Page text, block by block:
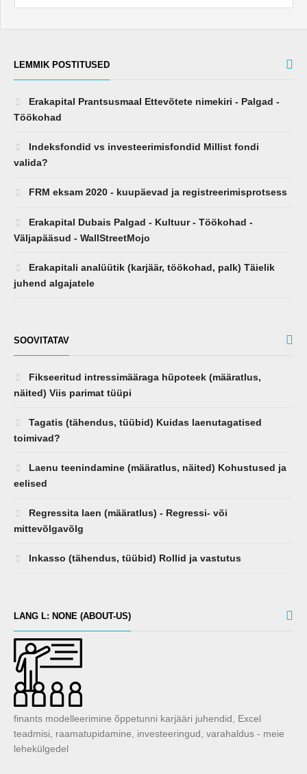
LEMMIK POSTITUSED
Erakapital Prantsusmaal Ettevõtete nimekiri - Palgad -
Töökohad
Indeksfondid vs investeerimisfondid Millist fondi
valida?
FRM eksam 2020 - kuupäevad ja registreerimisprotsess
Erakapital Dubais Palgad - Kultuur - Töökohad -
Väljapääsud - WallStreetMojo
Erakapitali analüütik (karjäär, töökohad, palk) Täielik
juhend algajatele
SOOVITATAV
Fikseeritud intressimääraga hüpoteek (määratlus,
näited) Viis parimat tüüpi
Tagatis (tähendus, tüübid) Kuidas laenutagatised
toimivad?
Laenu teenindamine (määratlus, näited) Kohustused ja
eelised
Regressita laen (määratlus) - Regressi- või
mittevõlgavõlg
Inkasso (tähendus, tüübid) Rollid ja vastutus
LANG L: NONE (ABOUT-US)
finants modelleerimine õppetunni karjääri juhendid, Excel
teadmisi, raamatupidamine, investeeringud, varahaldus - meie
lehekülgedel